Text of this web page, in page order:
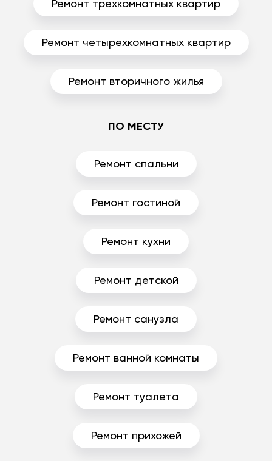
Ремонт трехкомнатных квартир
Ремонт четырехкомнатных квартир
Ремонт вторичного жилья
ПО МЕСТУ
Ремонт спальни
Ремонт гостиной
Ремонт кухни
Ремонт детской
Ремонт санузла
Ремонт ванной комнаты
Ремонт туалета
Ремонт прихожей